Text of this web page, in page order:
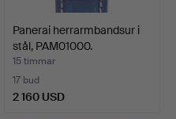
Panerai herrarmbandsur i
stål, PAM01000.
15 timmar
17 bud
2 160 USD